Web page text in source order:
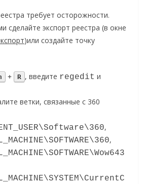
требует осторожности.
сделайте экспорт реестра (в окне
)или создайте точку
+ R , введите regedit и
ветки, связанные с 360
,
,